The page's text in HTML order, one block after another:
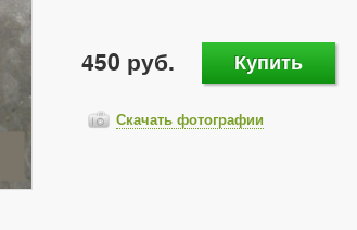
450 руб. Купить
Скачать фотографии